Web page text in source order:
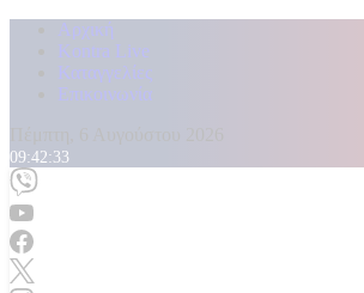
Αρχική
Kontra Live
Καταγγελίες
Επικοινωνία
09:42:35